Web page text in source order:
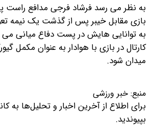
به نظر می رسد فرشاد فرجی مدافع راست
بازی مقابل خیبر پس از گذشت یک نیمه
به توانایی هایش در پست دفاع میانی می
کارتال در بازی با هوادار به عنوان مکمل
میدان شود.
منبع: خبر ورزشی
برای اطلاع از آخرین اخبار و تحلیل‌ها به
بپیوندید.